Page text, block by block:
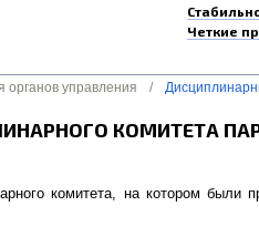
Четкие
органов управления /
КОМИТЕТА
комитета, на котором были